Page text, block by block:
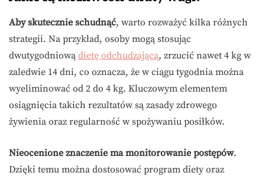
Aby skutecznie schudnąć, warto rozważyć kilka różnych
strategii. Na przykład, osoby mogą stosując
dwutygodniową dietę odchudzającą, zrzucić nawet 4 kg w
zaledwie 14 dni, co oznacza, że w ciągu tygodnia można
wyeliminować od 2 do 4 kg. Kluczowym elementem
osiągnięcia takich rezultatów są zasady zdrowego
żywienia oraz regularność w spożywaniu posiłków.
Nieocenione znaczenie ma monitorowanie postępów.
Dzięki temu można dostosować program diety oraz